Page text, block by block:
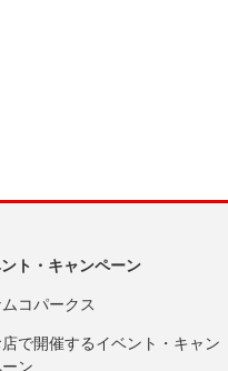
ト・キャンペーン
コパークス
店で開催するイベント・キャン
ン